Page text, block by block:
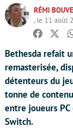
RÉMI
, le 11 août
Facebook
Bethesda refait
remasterisée,
détenteurs du
tonne de
entre joueurs
Switch.